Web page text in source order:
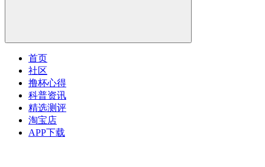
首页
社区
撸杯心得
科普资讯
精选测评
淘宝店
APP下载